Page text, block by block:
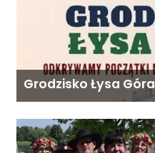
Grodzisko Łysa Góra